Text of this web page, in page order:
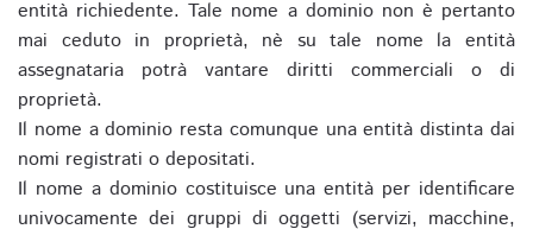
entità richiedente. Tale nome a dominio non è pertanto
mai ceduto in proprietà, nè su tale nome la entità
assegnataria potrà vantare diritti commerciali o di
proprietà.
Il nome a dominio resta comunque una entità distinta dai
nomi registrati o depositati.
Il nome a dominio costituisce una entità per identificare
univocamente dei gruppi di oggetti (servizi, macchine,